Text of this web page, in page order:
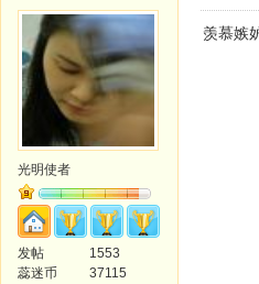
光明使者
发帖
1553
蕊迷币
37115
羡慕嫉